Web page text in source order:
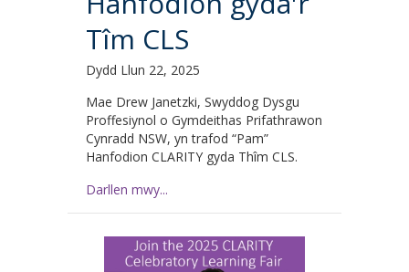
Tîm CLS
Dydd Llun 22, 2025
Mae Drew Janetzki, Swyddog Dysgu
Proffesiynol o Gymdeithas Prifathrawon
Cynradd NSW, yn trafod “Pam”
Hanfodion CLARITY gyda Thîm CLS.
Darllen mwy...